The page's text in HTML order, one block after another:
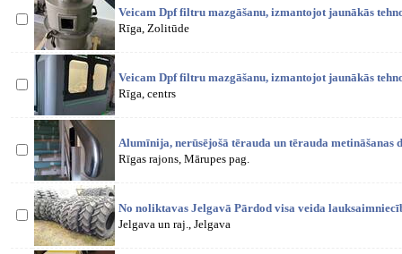
Veicam Dpf filtru mazgāšanu, izmantojot jaunākās
Rīga, Zolitūde
Veicam Dpf filtru mazgāšanu, izmantojot jaunākās
Rīga, centrs
Alumīnija, nerūsējošā tērauda un tērauda metināšanas
Rīgas rajons, Mārupes pag.
No noliktavas Jelgavā Pārdod visa veida
Jelgava un raj., Jelgava